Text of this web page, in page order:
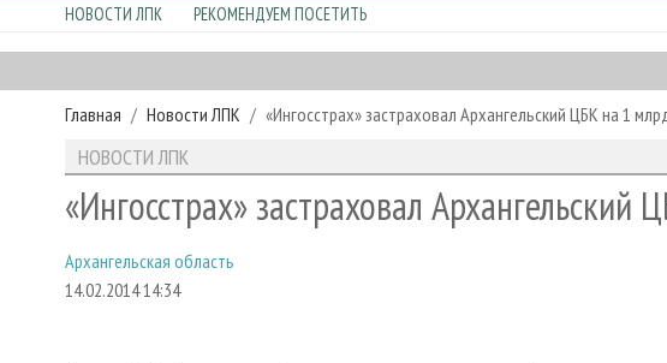
НОВОСТИ ЛПК
РЕКОМЕНДУЕМ ПОСЕТИТЬ
Главная Новости ЛПК «Ингосстрах» застраховал Архангельский ЦБК на 1
НОВОСТИ ЛПК
«Ингосстрах» застраховал Архангельский
Архангельская область
14.02.2014 14:34